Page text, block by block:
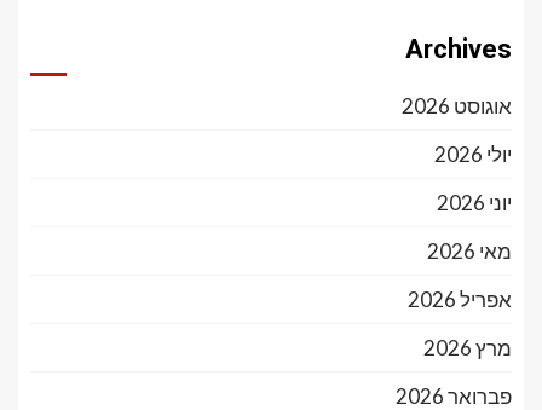
Archives
אוגוסט 2026
יולי 2026
יוני 2026
מאי 2026
אפריל 2026
מרץ 2026
פברואר 2026